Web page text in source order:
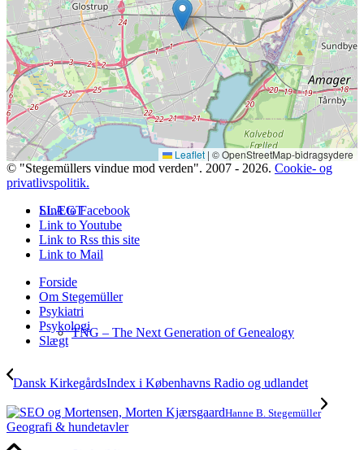
Bidrag selv til Sprogdatabasen
SLÆGT
TNG – The Next Generation of Genealogy
Leaflet | © OpenStreetMap-bidragsydere
© "Stegemüllers vindue mod verden". 2007 - 2026. Cookie- og
privatlivspolitik.
Link to Facebook
Link to Youtube
Link to Rss this site
Link to Mail
Forside
Om Stegemüller
Psykiatri
Psykologi
Slægt
Dansk KirkegårdsIndex i Københavns Radio og udlandet
Hanne B. Stegemüller
Geografi & hundetavler